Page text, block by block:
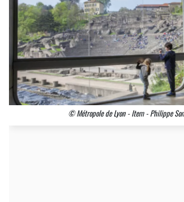
© Métropole de Lyon - Item - Philippe